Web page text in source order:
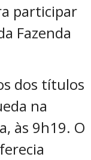
participar
Fazenda
dos títulos
na
às 9h19. O